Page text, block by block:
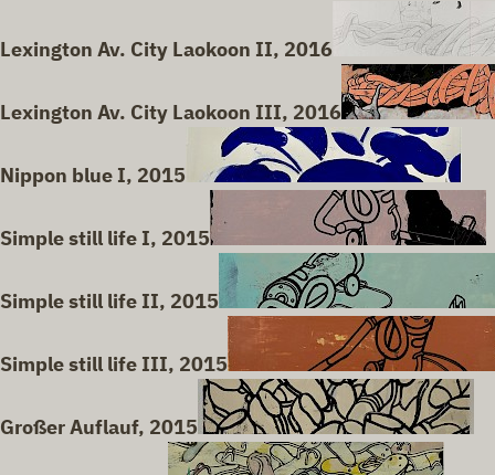
Lexington Av. City Laokoon II, 2016
Lexington Av. City Laokoon III, 2016
Nippon blue I, 2015
Simple still life I, 2015
Simple still life II, 2015
Simple still life III, 2015
Großer Auflauf, 2015